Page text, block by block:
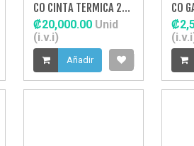
CO CINTA TERMICA 2"10M
₡20,000.00 Unid
(i.v.i)
Añadir
CO